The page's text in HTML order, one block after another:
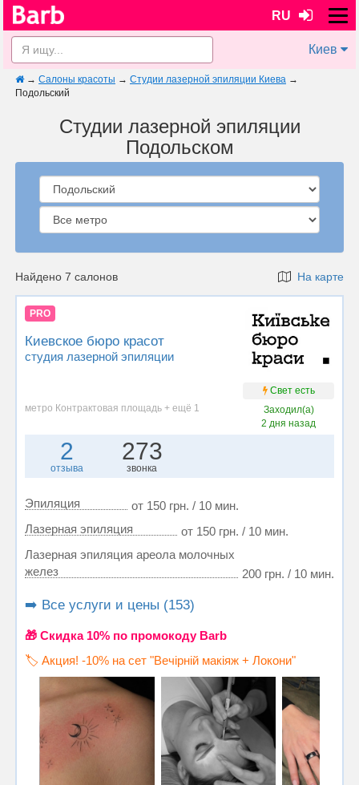
RU
Киев
→ Салоны красоты → Студии лазерной эпиляции Киева →
Подольский
Студии лазерной эпиляции
Подольском
Найдено 7 салонов На карте
PRO
Киевское бюро красот
студия лазерной эпиляции
Свет есть
метро Контрактовая площадь + ещё 1
Заходил(а)
2 дня назад
2
отзыва
273
звонка
Эпиляция
от 150 грн. / 10 мин.
Лазерная эпиляция
от 150 грн. / 10 мин.
Лазерная эпиляция ареола молочных
желез
200 грн. / 10 мин.
➡️ Все услуги и цены (153)
🎁 Cкидка 10% по промокоду Barb
🏷️ Акция! -10% на сет "Вечірній макіяж + Локони"